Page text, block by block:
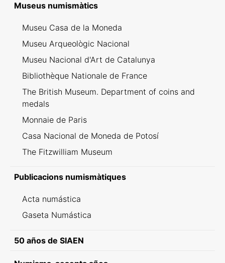
Museus numismàtics
Museu Casa de la Moneda
Museu Arqueològic Nacional
Museu Nacional d'Art de Catalunya
Bibliothèque Nationale de France
The British Museum. Department of coins and
medals
Monnaie de Paris
Casa Nacional de Moneda de Potosí
The Fitzwilliam Museum
Publicacions numismàtiques
Acta numástica
Gaseta Numástica
50 años de SIAEN